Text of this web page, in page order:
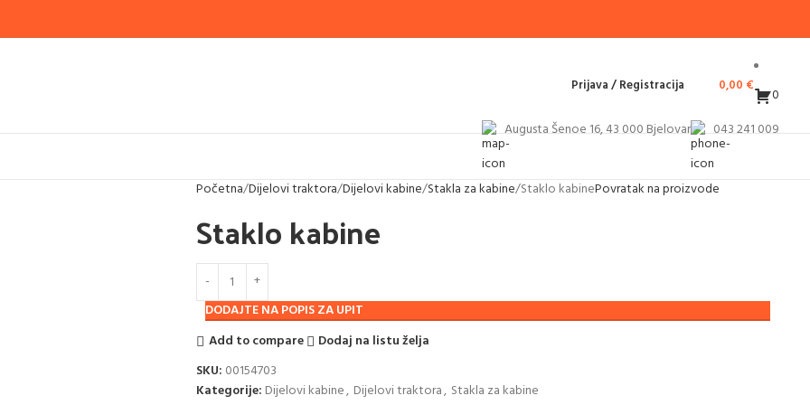
Prijava / Registracija 0,00 € 0
Augusta Šenoe 16, 43 000 Bjelovar 043 241 009
Početna Dijelovi traktora Dijelovi kabine Stakla za kabine Staklo kabinePovratak na proizvode
Staklo kabine
DODAJTE NA POPIS ZA UPIT
Add to compare
Dodaj na listu želja
SKU: 00154703
Kategorije: Dijelovi kabine, Dijelovi traktora, Stakla za kabine